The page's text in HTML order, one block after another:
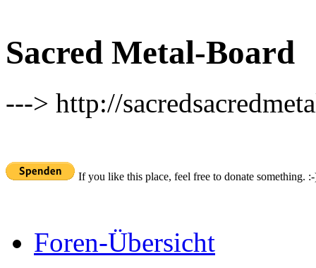
Sacred Metal-Board
---> http://
If you like this place, feel free to donate something.
Foren-Übersicht